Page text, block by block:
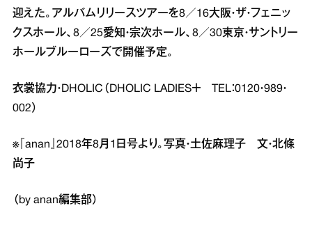
迎えた。アルバムリリースツアーを8／16大阪・ザ・フェニッ
クスホール、8／25愛知・宗次ホール、8／30東京・サントリー
ホールブルーローズで開催予定。
衣裳協力・DHOLIC（DHOLIC LADIES＋ TEL：0120・989・
002）
※『anan』2018年8月1日号より。写真・土佐麻理子 文・北條
尚子
（by anan編集部）